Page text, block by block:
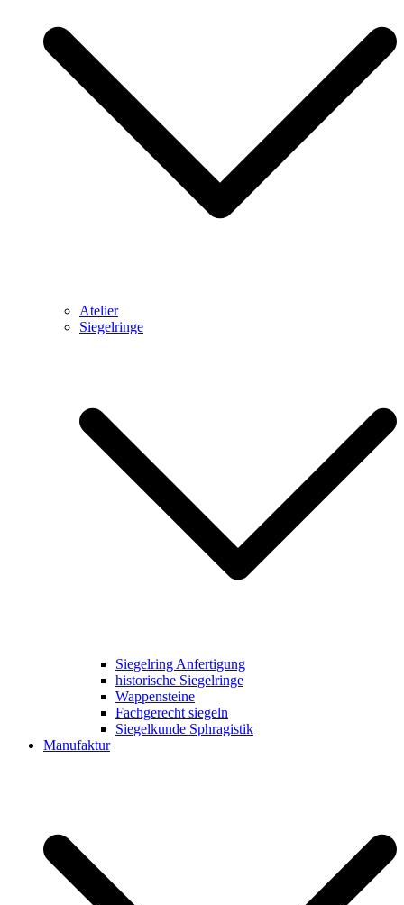
Atelier
Siegelringe
Siegelring Anfertigung
historische Siegelringe
Wappensteine
Fachgerecht siegeln
Siegelkunde Sphragistik
Manufaktur